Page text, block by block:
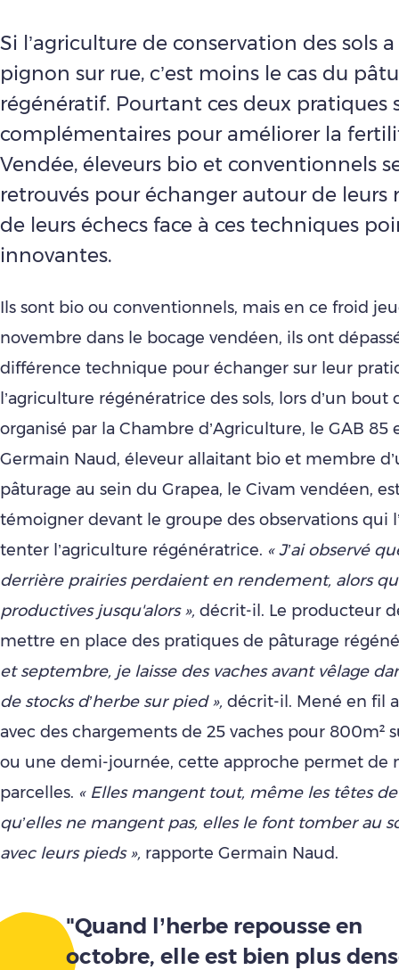
Si l’agriculture de conservation des sols
pignon sur rue, c’est moins le cas du
régénératif. Pourtant ces deux pratiques
complémentaires pour améliorer la
Vendée, éleveurs bio et conventionnels
retrouvés pour échanger autour de leurs
de leurs échecs face à ces techniques
innovantes.
Ils sont bio ou conventionnels, mais en ce froid
novembre dans le bocage vendéen, ils ont
différence technique pour échanger sur leur
l’agriculture régénératrice des sols, lors d’un bout
organisé par la Chambre d’Agriculture, le GAB 85
Germain Naud, éleveur allaitant bio et membre
pâturage au sein du Grapea, le Civam vendéen,
témoigner devant le groupe des observations qui
tenter l’agriculture régénératrice. « J’ai observé
derrière prairies perdaient en rendement, alors
productives jusqu'alors », décrit-il. Le producteur
mettre en place des pratiques de pâturage
et septembre, je laisse des vaches avant vêlage
de stocks d’herbe sur pied », décrit-il. Mené en fil
avec des chargements de 25 vaches pour 800m²
ou une demi-journée, cette approche permet de
parcelles. « Elles mangent tout, même les têtes
qu’elles ne mangent pas, elles le font tomber au
avec leurs pieds », rapporte Germain Naud.
"Quand l’herbe repousse en
octobre, elle est bien plus